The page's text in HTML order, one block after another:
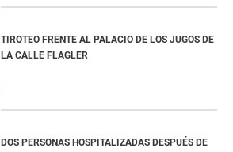
TIROTEO FRENTE AL PALACIO DE LOS JUGOS DE
LA CALLE FLAGLER
DOS PERSONAS HOSPITALIZADAS DESPUÉS DE